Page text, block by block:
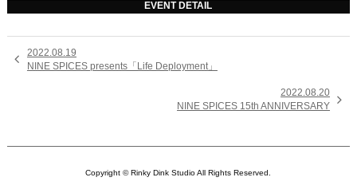
EVENT DETAIL

2022.08.19
NINE SPICES presents「Life Deployment」
2022.08.20
NINE SPICES 15th ANNIVERSARY

Copyright © Rinky Dink Studio All Rights Reserved.